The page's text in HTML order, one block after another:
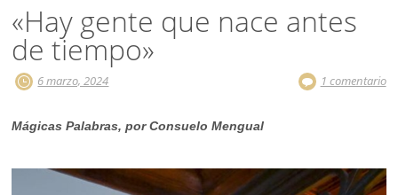
«Hay gente que nace antes
de tiempo»
6 marzo, 2024 1 comentario
Mágicas Palabras, por Consuelo Mengual